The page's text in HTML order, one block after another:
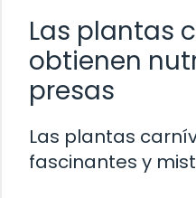
Las plantas
obtienen
presas
Las plantas
fascinantes y